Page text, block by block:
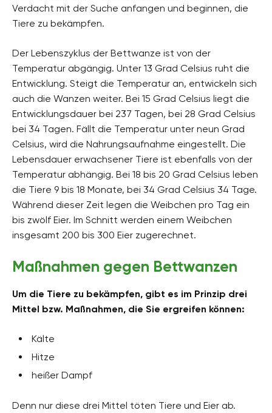
Verdacht mit der Suche anfangen und beginnen, die
Tiere zu bekämpfen.
Der Lebenszyklus der Bettwanze ist von der
Temperatur abgängig. Unter 13 Grad Celsius ruht die
Entwicklung. Steigt die Temperatur an, entwickeln sich
auch die Wanzen weiter. Bei 15 Grad Celsius liegt die
Entwicklungsdauer bei 237 Tagen, bei 28 Grad Celsius
bei 34 Tagen. Fällt die Temperatur unter neun Grad
Celsius, wird die Nahrungsaufnahme eingestellt. Die
Lebensdauer erwachsener Tiere ist ebenfalls von der
Temperatur abhängig. Bei 18 bis 20 Grad Celsius leben
die Tiere 9 bis 18 Monate, bei 34 Grad Celsius 34 Tage.
Während dieser Zeit legen die Weibchen pro Tag ein
bis zwölf Eier. Im Schnitt werden einem Weibchen
insgesamt 200 bis 300 Eier zugerechnet.
Maßnahmen gegen Bettwanzen
Um die Tiere zu bekämpfen, gibt es im Prinzip drei
Mittel bzw. Maßnahmen, die Sie ergreifen können:
Kälte
Hitze
heißer Dampf
Denn nur diese drei Mittel töten Tiere und Eier ab.